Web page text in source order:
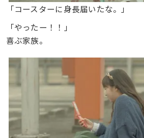
「コースターに身長届いたな。」
「やったー！！」
喜ぶ家族。